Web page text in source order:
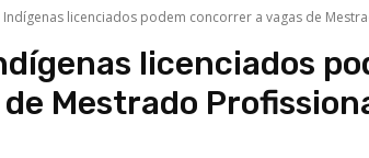
Indígenas licenciados podem concorrer a vagas de
licenciados
Mestrado